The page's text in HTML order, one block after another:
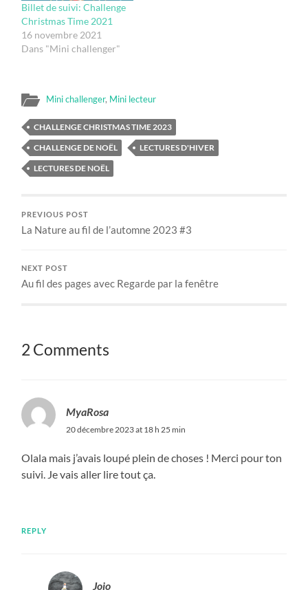
Billet de suivi: Challenge
Christmas Time 2021
16 novembre 2021
Dans "Mini challenger"
Mini challenger, Mini lecteur
CHALLENGE CHRISTMAS TIME 2023
CHALLENGE DE NOËL
LECTURES D'HIVER
LECTURES DE NOËL
PREVIOUS POST
La Nature au fil de l’automne 2023 #3
NEXT POST
Au fil des pages avec Regarde par la fenêtre
2 Comments
MyaRosa
20 décembre 2023 at 18 h 25 min
Olala mais j’avais loupé plein de choses ! Merci pour ton
suivi. Je vais aller lire tout ça.
REPLY
Jojo